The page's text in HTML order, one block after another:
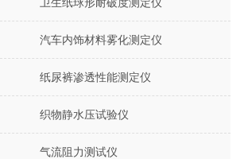
卫生纸球形耐破度测定仪
汽车内饰材料雾化测定仪
纸尿裤渗透性能测定仪
织物静水压试验仪
气流阻力测试仪